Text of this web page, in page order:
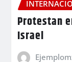
Protestan
Israel